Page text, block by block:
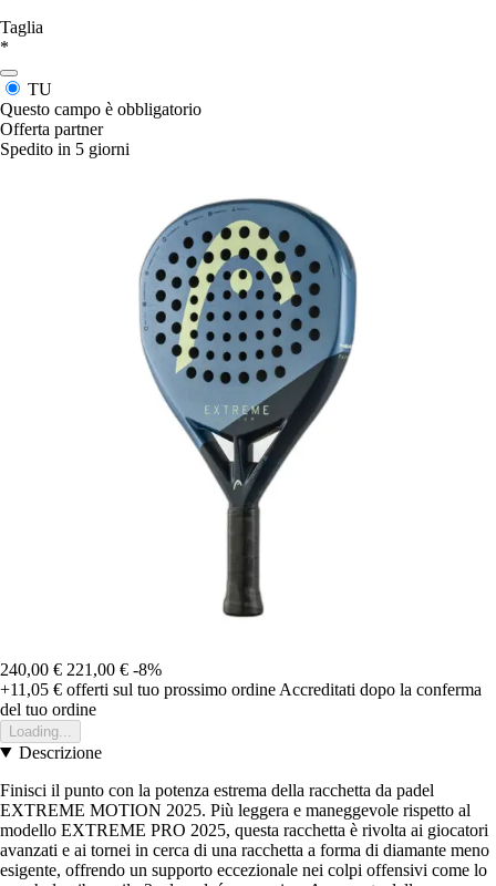
Taglia
*
TU
Questo campo è obbligatorio
Offerta partner
Spedito in 5 giorni
240,00 € 221,00 € -8%
+11,05 € offerti sul tuo prossimo ordine Accreditati dopo la conferma
del tuo ordine
Loading...
Descrizione
Finisci il punto con la potenza estrema della racchetta da padel
EXTREME MOTION 2025. Più leggera e maneggevole rispetto al
modello EXTREME PRO 2025, questa racchetta è rivolta ai giocatori
avanzati e ai tornei in cerca di una racchetta a forma di diamante meno
esigente, offrendo un supporto eccezionale nei colpi offensivi come lo